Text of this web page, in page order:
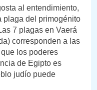
al entendimiento,
plaga del primogénito
7 plagas en Vaerá
corresponden a las
los poderes
de Egipto es
judío puede